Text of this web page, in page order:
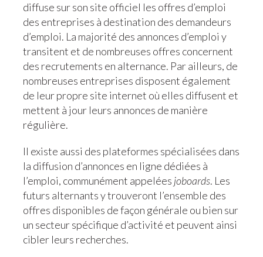
diffuse sur son site officiel les offres d’emploi
des entreprises à destination des demandeurs
d’emploi. La majorité des annonces d’emploi y
transitent et de nombreuses offres concernent
des recrutements en alternance. Par ailleurs, de
nombreuses entreprises disposent également
de leur propre site internet où elles diffusent et
mettent à jour leurs annonces de manière
régulière.
Il existe aussi des plateformes spécialisées dans
la diffusion d’annonces en ligne dédiées à
l’emploi, communément appelées joboards. Les
futurs alternants y trouveront l’ensemble des
offres disponibles de façon générale ou bien sur
un secteur spécifique d’activité et peuvent ainsi
cibler leurs recherches.